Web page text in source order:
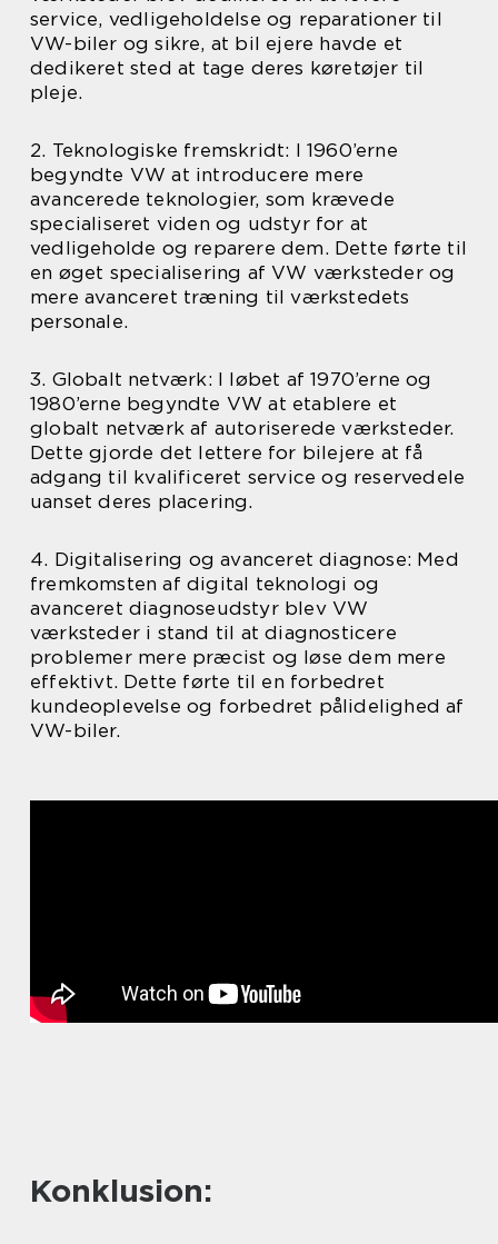
service, vedligeholdelse og reparationer til
VW-biler og sikre, at bil ejere havde et
dedikeret sted at tage deres køretøjer til
pleje.
2. Teknologiske fremskridt: I 1960’erne
begyndte VW at introducere mere
avancerede teknologier, som krævede
specialiseret viden og udstyr for at
vedligeholde og reparere dem. Dette førte til
en øget specialisering af VW værksteder og
mere avanceret træning til værkstedets
personale.
3. Globalt netværk: I løbet af 1970’erne og
1980’erne begyndte VW at etablere et
globalt netværk af autoriserede værksteder.
Dette gjorde det lettere for bilejere at få
adgang til kvalificeret service og reservedele
uanset deres placering.
4. Digitalisering og avanceret diagnose: Med
fremkomsten af digital teknologi og
avanceret diagnoseudstyr blev VW
værksteder i stand til at diagnosticere
problemer mere præcist og løse dem mere
effektivt. Dette førte til en forbedret
kundeoplevelse og forbedret pålidelighed af
VW-biler.
Konklusion: